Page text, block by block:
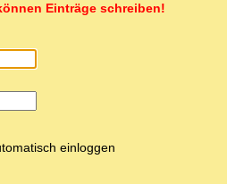
Einträge schreiben!
einloggen